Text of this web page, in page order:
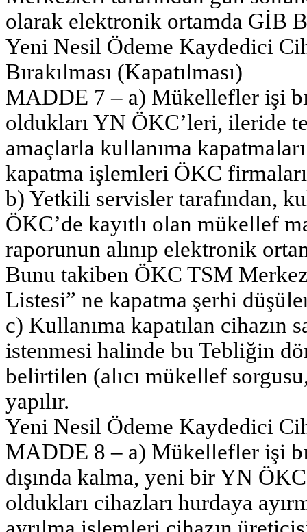
olarak elektronik ortamda GİB
Yeni Nesil Ödeme Kaydedici
Bırakılması (Kapatılması)
MADDE 7 – a) Mükellefler işi
oldukları YN ÖKC’leri, ileride
amaçlarla kullanıma
kapatma işlemleri ÖKC
b) Yetkili servisler tarafından,
ÖKC’de kayıtlı olan mükellef
raporunun alınıp elektronik
Bunu takiben ÖKC TSM
Listesi” ne kapatma şerhi
c) Kullanıma kapatılan cihazın
istenmesi halinde bu Tebliğin
belirtilen (alıcı mükellef
yapılır.
Yeni Nesil Ödeme Kaydedici
MADDE 8 – a) Mükellefler işi
dışında kalma, yeni bir YN
oldukları cihazları hurdaya